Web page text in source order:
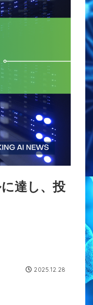
達し、投
2025.12.28